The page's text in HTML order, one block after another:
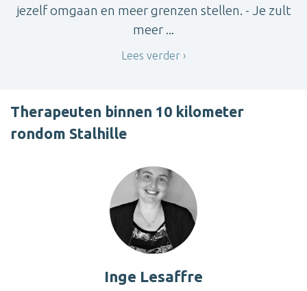
jezelf omgaan en meer grenzen stellen. - Je zult
meer ...
Lees verder
Therapeuten binnen 10 kilometer
rondom Stalhille
Inge Lesaffre